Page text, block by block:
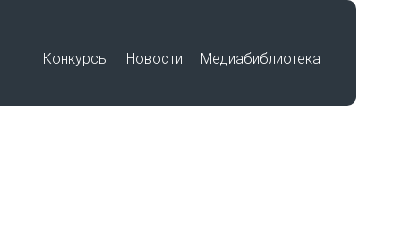
Конкурсы Новости Медиабиблиотека